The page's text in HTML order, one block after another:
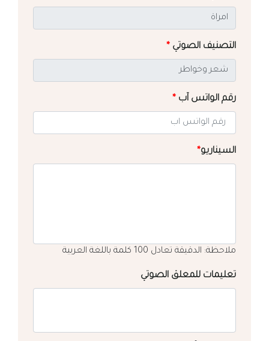
التصنيف الصوتي *
رقم الواتس آب *
السيناريو*
ملاحظة: الدقيقة تعادل 100 كلمة باللغة العربية
تعليمات للمعلق الصوتي